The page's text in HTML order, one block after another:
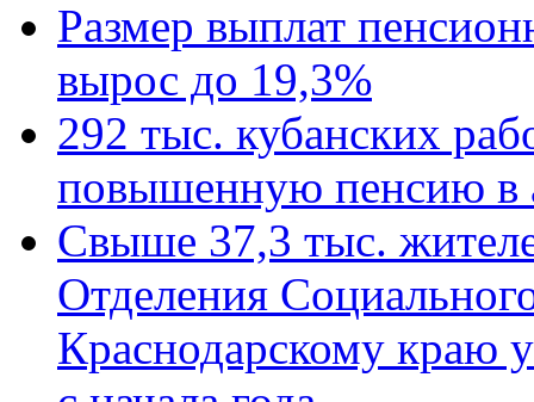
Размер выплат
вырос до 19,3%
292 тыс. кубанских
повышенную пенсию в
Свыше 37,3 тыс.
Отделения
Краснодарскому краю